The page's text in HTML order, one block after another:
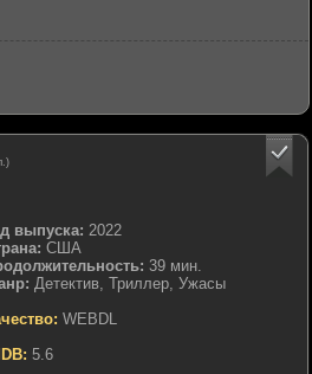
выпуска: 2022
США
39 мин.
Детектив, Триллер, Ужасы
WEBDL
5.6